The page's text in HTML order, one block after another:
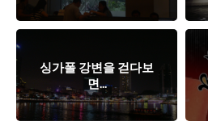
싱가폴 강변을 걷다보
면...